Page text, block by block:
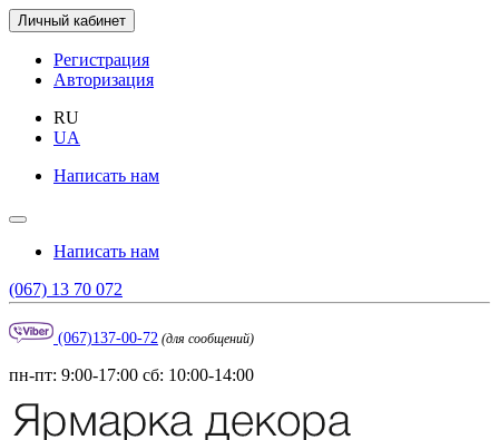
Личный кабинет
Регистрация
Авторизация
RU
UA
Написать нам
Написать нам
(067) 13 70 072
(067)137-00-72 (для сообщений)
пн-пт: 9:00-17:00 сб: 10:00-14:00